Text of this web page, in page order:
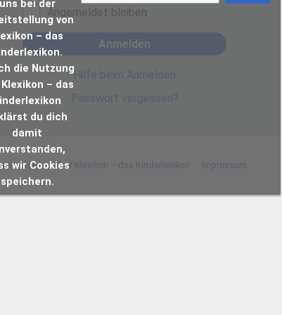
Angemeldet bleiben
Anmelden
Hilfe beim Anmelden
Passwort vergessen?
Über Klexikon – das Kinderlexikon Impressum
uns bei der
von
– das
die Nutzung
– das
du dich
damit
wir Cookies
speichern.